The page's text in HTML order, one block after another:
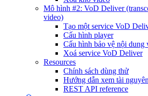
Mô hình #2: VoD Deliver
video)
Tạo một service VoD
Cấu hình player
Cấu hình bảo vệ nội dung
Xoá service VoD Deliver
Resources
Chính sách dùng thử
Hướng dẫn xem tài
REST API reference